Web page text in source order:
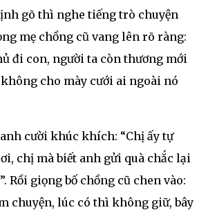
gõ thì nghe tiếng trò chuyện
mẹ chồng cũ vang lên rõ ràng:
đi con, người ta còn thương mới
cho mày cưới ai ngoài nó
cười khúc khích: “Chị ấy tự
chị mà biết anh gửi quà chắc lại
Rồi giọng bố chồng cũ chen vào:
chuyện, lúc có thì không giữ, bây